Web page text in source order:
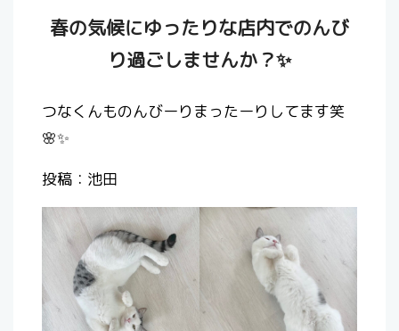
春の気候にゆったりな店内でのんび
り過ごしませんか？✨
つなくんものんびーりまったーりしてます笑
🌸✨
投稿：池田